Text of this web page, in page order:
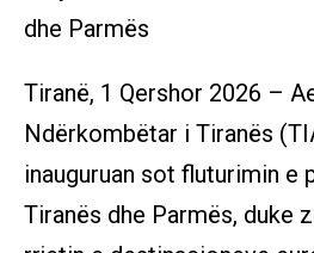
Tiranë, 1 Qershor 2026 –
Ndërkombëtar i Tiranës
inauguruan sot fluturimin e
Tiranës dhe Parmës, duke